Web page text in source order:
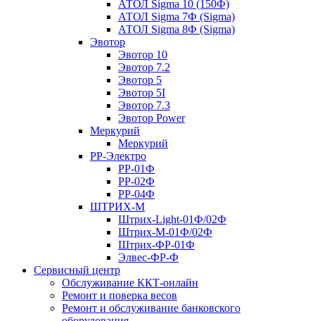
АТОЛ Sigma 10 (150Ф)
АТОЛ Sigma 7Ф (Sigma)
АТОЛ Sigma 8Ф (Sigma)
Эвотор
Эвотор 10
Эвотор 7.2
Эвотор 5
Эвотор 5I
Эвотор 7.3
Эвотор Power
Меркурий
Меркурий
РР-Электро
РР-01Ф
РР-02Ф
РР-04Ф
ШТРИХ-М
Штрих-Light-01Ф/02Ф
Штрих-М-01Ф/02Ф
Штрих-ФР-01Ф
Элвес-ФР-Ф
Сервисный центр
Обслуживание ККТ-онлайн
Ремонт и поверка весов
Ремонт и обслуживание банковского